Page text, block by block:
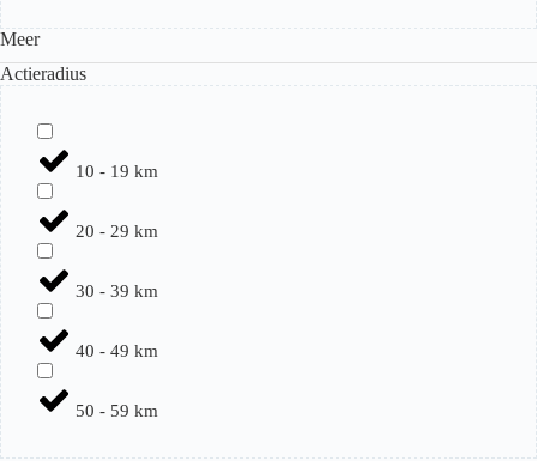
Meer
Actieradius
10 - 19 km
20 - 29 km
30 - 39 km
40 - 49 km
50 - 59 km